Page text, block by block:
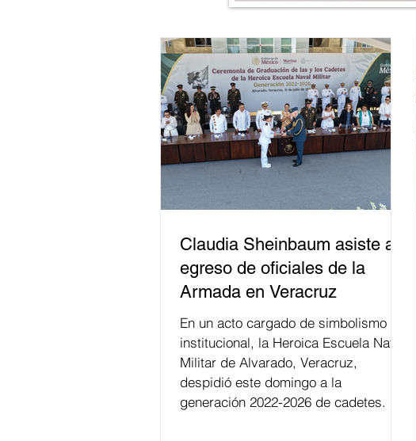
Claudia Sheinbaum asiste a
egreso de oficiales de la
Armada en Veracruz
En un acto cargado de simbolismo
institucional, la Heroica Escuela Naval
Militar de Alvarado, Veracruz,
despidió este domingo a la
generación 2022-2026 de cadetes.